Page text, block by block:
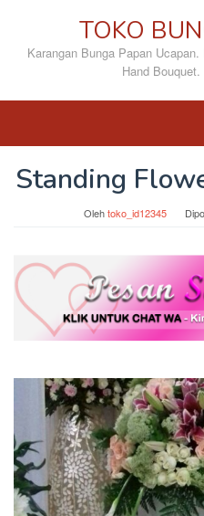
konten
TOKO
Karangan Bunga Papan
Hand
Standing
Olehtoko_id12345